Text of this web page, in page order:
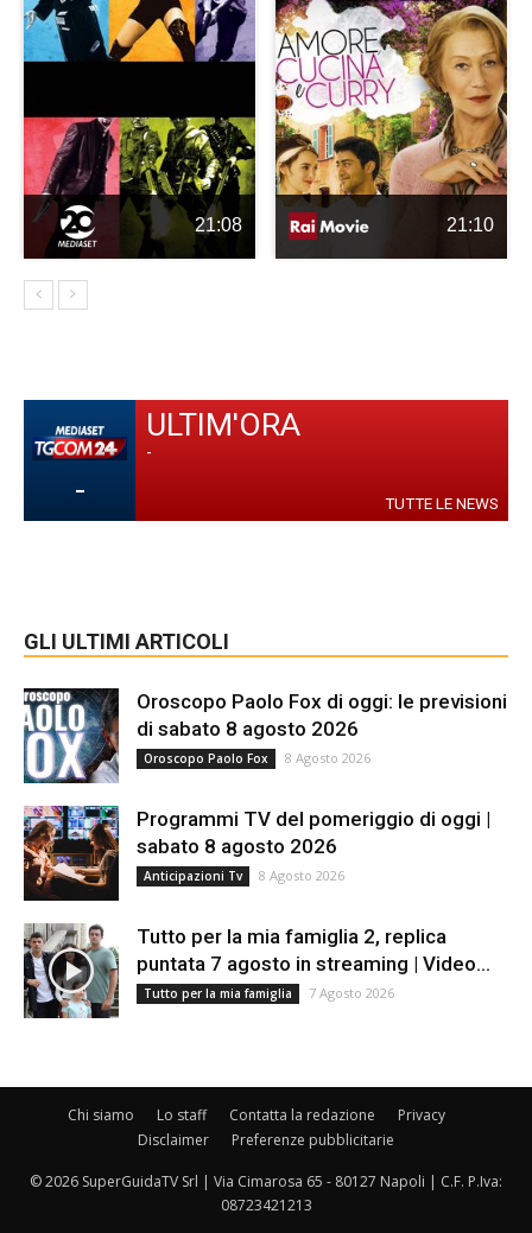
21:08 21:10
-
ULTIM'ORA
-
TUTTE LE NEWS
GLI ULTIMI ARTICOLI
Oroscopo Paolo Fox di oggi: le previsioni
di sabato 8 agosto 2026
Oroscopo Paolo Fox 8 Agosto 2026
Programmi TV del pomeriggio di oggi |
sabato 8 agosto 2026
Anticipazioni Tv 8 Agosto 2026
Tutto per la mia famiglia 2, replica
puntata 7 agosto in streaming | Video...
Tutto per la mia famiglia 7 Agosto 2026
Chi siamo Lo staff Contatta la redazione
Privacy
Disclaimer
Preferenze pubblicitarie
© 2026 SuperGuidaTV Srl | Via Cimarosa 65 - 80127 Napoli | C.F. P.Iva:
08723421213